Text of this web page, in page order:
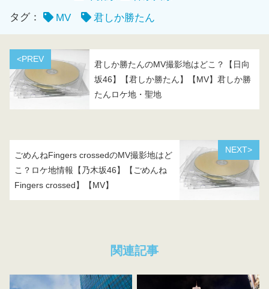
タグ：
MV 君しか勝たん
<PREV
君しか勝たんのMV撮影地はどこ？【日向
坂46】【君しか勝たん】【MV】君しか勝
たんロケ地・聖地
NEXT>
ごめんねFingers crossedのMV撮影地はど
こ？ロケ地情報【乃木坂46】【ごめんね
Fingers crossed】【MV】
関連記事